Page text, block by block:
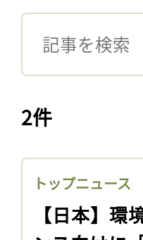
2件
トップニュース
【日本】